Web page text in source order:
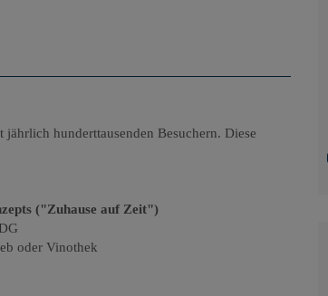
hunderttausenden Besuchern. Diese
("Zuhause auf Zeit")
oder Vinothek